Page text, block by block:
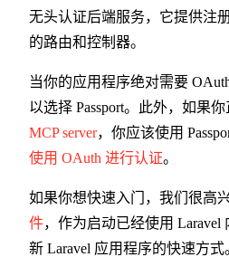
无头认证后端服务，它提供注
的路由和控制器。
当你的应用程序绝对需要
以选择 Passport。此外，如果
MCP server，你应该使用
使用 OAuth 进行认证。
如果你想快速入门，我们很高
件，作为启动已经使用
新 Laravel 应用程序的快速方式